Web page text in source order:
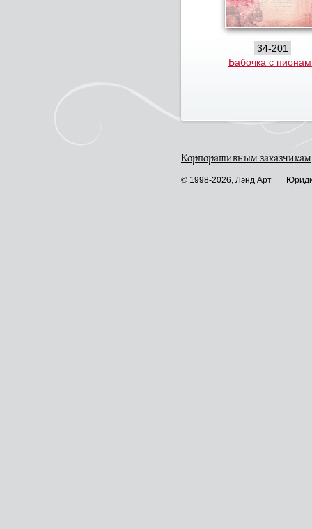
34-201
Бабочка с
Корпоративным заказчикам
© 1998-2026, Лэнд Арт